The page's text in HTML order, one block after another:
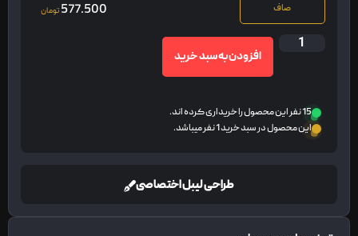
صاف 577.500 تومان
افزودن به سبد خرید
15 نفر این محصول را خریداری کرده اند.
این محصول در سبد خرید 1 نفر میباشد.
طراحی لیبل اختصاصی